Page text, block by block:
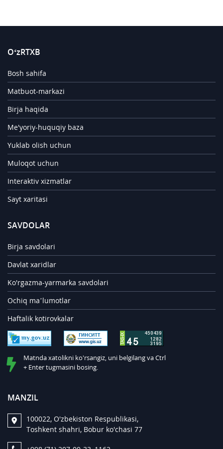
O‘zRTXB
Bosh sahifa
Matbuot-markazi
Birja haqida
Me'yoriy-huquqiy baza
Yuklab olish uchun
Muloqot uchun
Interaktiv xizmatlar
Sayt xaritasi
SAVDOLAR
Birja savdolari
Davlat xaridlar
Ko'rgazma-yarmarka savdolari
Ochiq ma’lumotlar
Haftalik kotirovkalar
Matnda xatolikni ko'rsangiz, uni belgilang va Ctrl
+ Enter tugmasini bosing.
MANZIL
100022, O'zbekiston Respublikasi,
Toshkent shahri, Bobur ko'chasi 77